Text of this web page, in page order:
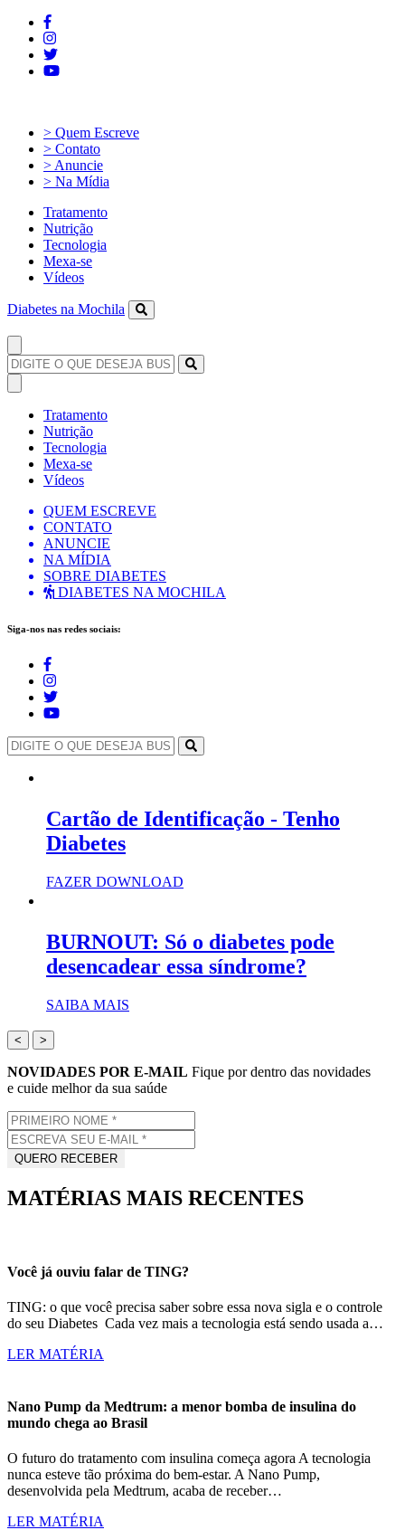
> Quem Escreve
> Contato
> Anuncie
> Na Mídia
Tratamento
Nutrição
Tecnologia
Mexa-se
Vídeos
Diabetes na Mochila
Tratamento
Nutrição
Tecnologia
Mexa-se
Vídeos
QUEM ESCREVE
CONTATO
ANUNCIE
NA MÍDIA
SOBRE DIABETES
DIABETES NA MOCHILA
Siga-nos nas redes sociais:
Cartão de Identificação - Tenho
Diabetes
FAZER DOWNLOAD
BURNOUT: Só o diabetes pode
desencadear essa síndrome?
SAIBA MAIS
< >
NOVIDADES POR E-MAIL Fique por dentro das novidades
e cuide melhor da sua saúde
MATÉRIAS MAIS RECENTES
Você já ouviu falar de TING?
TING: o que você precisa saber sobre essa nova sigla e o controle
do seu Diabetes Cada vez mais a tecnologia está sendo usada a…
LER MATÉRIA
Nano Pump da Medtrum: a menor bomba de insulina do
mundo chega ao Brasil
O futuro do tratamento com insulina começa agora A tecnologia
nunca esteve tão próxima do bem-estar. A Nano Pump,
desenvolvida pela Medtrum, acaba de receber…
LER MATÉRIA